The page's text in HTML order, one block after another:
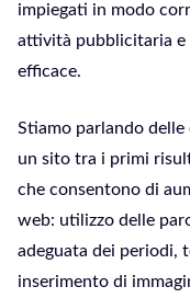
impiegati in modo
attività pubblicitaria e
efficace.
Stiamo parlando
un sito tra i primi
che consentono di
web: utilizzo delle
adeguata dei periodi,
inserimento di